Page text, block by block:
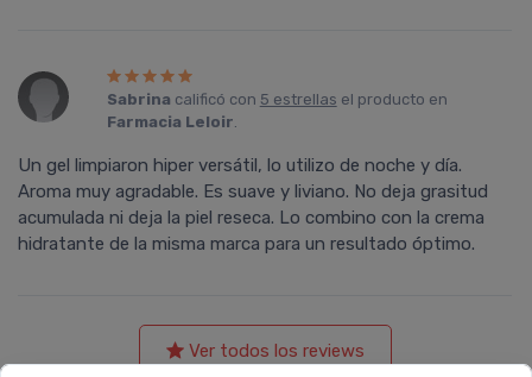
Sabrina calificó con 5 estrellas el producto en
Farmacia Leloir.
Un gel limpiaron hiper versátil, lo utilizo de noche y día.
Aroma muy agradable. Es suave y liviano. No deja grasitud
acumulada ni deja la piel reseca. Lo combino con la crema
hidratante de la misma marca para un resultado óptimo.
Ver todos los reviews